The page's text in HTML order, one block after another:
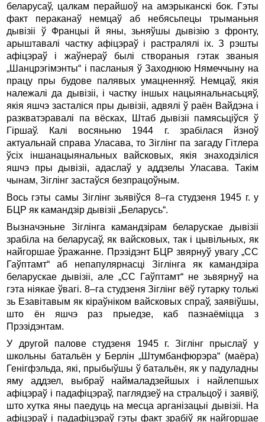
беларусаў, цалкам перайшоў на амэрыканскi бок. Гэты
факт пераканаў немцаў аб небясьпецы трыманьня
дывiзii ў Францыi й яны, зьняўшы дывiзiю з фронту,
арыштавалi частку афiцэраў i растралялi iх. З рэшты
афiцэраў i жаўнераў былi створаныя гэтак званыя
„Шанцрэгiмэнты“ i пасланыя ў Заходнюю Нямеччыну на
працу пры будове палявых умацненняў. Немцаў, якiя
належалi да дывiзii, i частку iншых нацыянальнасьцяў,
якiя яшчэ засталiся пры дывiзii, адвялi ў раён Вайдэна i
разкватэравалi па вёсках, Штаб дывiзii памясьцiўся ў
Гiршаў. Калi восяньню 1944 г. зрабiлася йзноў
актуальнай справа Уласава, то Зiглiнг па загаду Гiтлера
ўсiх iншанацыянальных вайсковых, якiя знаходзiлiся
яшчэ пры дывiзii, адаслаў у аддзелы Уласава. Такiм
чынам, Зiглiнг застаўся безпрацоўным.
Вось гэты самы Зiглiнг зьявiўся 8–га студзеня 1945 г. у
БЦР як камандзiр дывiзii „Беларусь“.
Вызначэньне Зiглiнга камандзiрам беларускае дывiзii
зрабiла на беларусаў, як вайсковых, так i цывiльных, як
найгоршае ўражанне. Прэзiдэнт БЦР звярнуў увагу „СС
Гаўптамт“ аб непапулярнасцi Зiглiнга як камандзiра
беларускае дывiзii, але „СС Гаўптамт“ не зьвярнуў на
гэта нiякае ўвагi. 8–га студзеня Зiглiнг вёў гутарку толькi
зь Езавiтавым як кiраўнiком вайсковых спраў, заявiўшы,
што ён яшчэ раз прыедзе, каб пазнаёмiцца з
Прэзiдэнтам.
У другой палове студзеня 1945 г. Зiглiнг прыслаў у
школьны батальён у Берлiн „Штумбанфюрэра“ (маёра)
Генiгфэльда, якi, прыбыўшы ў батальён, як у падуладны
яму аддзел, выбраў наймаладзейшых i найлепшых
афiцэраў i падафiцэраў, паглядзеў на стральцоў i заявiў,
што хутка яны паедуць на месца арганiзацыi дывiзii. На
афiцэраў i падафiцэраў гэты факт зрабiў як найгоршае